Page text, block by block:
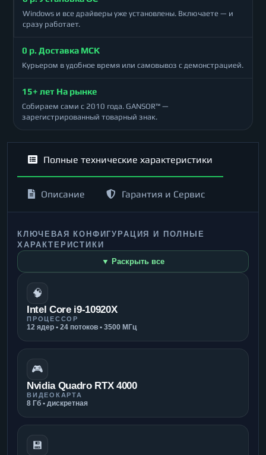
Windows и все драйверы уже установлены. Включаете — и
сразу работает.
0 р. Доставка МСК
Курьером в удобное время или самовывоз с демонстрацией.
15+ лет На рынке
Собираем сами с 2010 года. GANSOR™ —
зарегистрированный товарный знак.
Полные технические характеристики
Описание Гарантия и Сервис
КЛЮЧЕВАЯ КОНФИГУРАЦИЯ И ПОЛНЫЕ
ХАРАКТЕРИСТИКИ
▼ Раскрыть все
🧠
Intel Core i9-10920X
ПРОЦЕССОР
12 ядер • 24 потоков • 3500 МГц
🎮
Nvidia Quadro RTX 4000
ВИДЕОКАРТА
8 Гб • дискретная
💾